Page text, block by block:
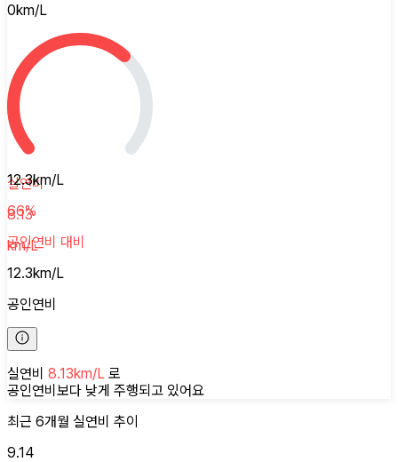
0km/L
실연비
8.13
km/L
12.3km/L
66%
공인연비 대비
12.3km/L
공인연비
실연비 8.13km/L 로
공인연비보다 낮게 주행되고 있어요
최근 6개월 실연비 추이
9.14